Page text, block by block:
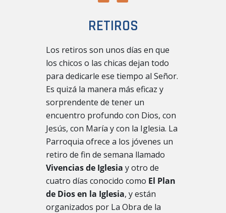
RETIROS
Los retiros son unos días en que
los chicos o las chicas dejan todo
para dedicarle ese tiempo al Señor.
Es quizá la manera más eficaz y
sorprendente de tener un
encuentro profundo con Dios, con
Jesús, con María y con la Iglesia. La
Parroquia ofrece a los jóvenes un
retiro de fin de semana llamado
Vivencias de Iglesia y otro de
cuatro días conocido como El Plan
de Dios en la Iglesia, y están
organizados por La Obra de la